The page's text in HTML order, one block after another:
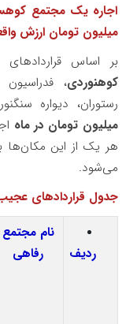
میلیون تومان ارزش
بر اساس قراردادهای
کوهنوردی، فدراسیون
رستوران، دیواره
میلیون تومان در ماه
هر یک از این مکان‌ها
می‌شود.
جدول قراردادهای عجیب
ردیف
نام مجتمع
رفاهی